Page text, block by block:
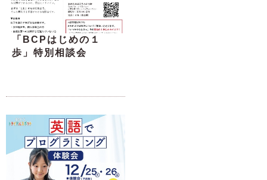
「BCPはじめの１
歩」特別相談会